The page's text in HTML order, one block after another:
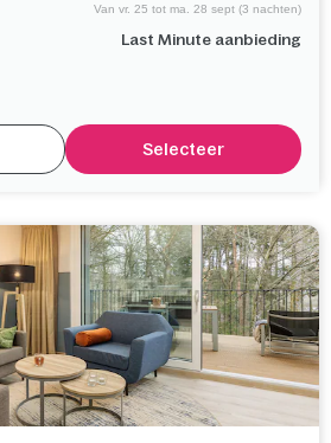
Last Minute aanbieding
Van vr. 25 tot ma. 28 sept (3 nachten)
Selecteer